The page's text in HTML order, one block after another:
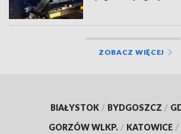
ZOBACZ WIĘCEJ
BIAŁYSTOK / BYDGOSZCZ /
GORZÓW WLKP. / KATOWICE /